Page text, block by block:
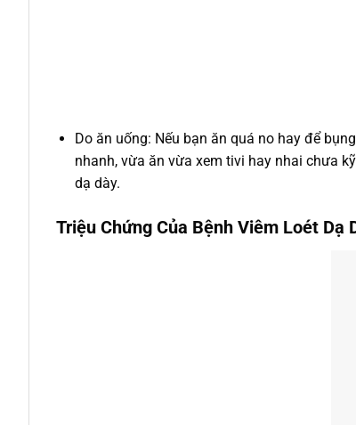
Do ăn uống: Nếu bạn ăn quá no hay để
nhanh, vừa ăn vừa xem tivi hay nhai chưa
dạ dày.
Triệu Chứng Của Bệnh Viêm Loét Dạ